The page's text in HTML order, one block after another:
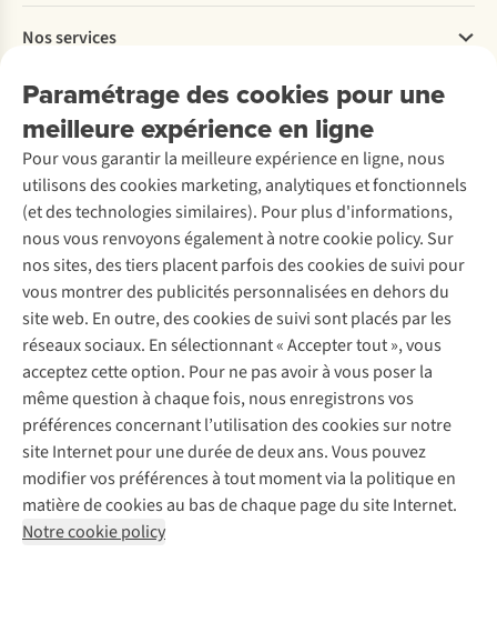
Paramétrage des cookies pour une
meilleure expérience en ligne
Pour vous garantir la meilleure expérience en ligne, nous
utilisons des cookies marketing, analytiques et fonctionnels
(et des technologies similaires). Pour plus d'informations,
nous vous renvoyons également à notre cookie policy. Sur
nos sites, des tiers placent parfois des cookies de suivi pour
vous montrer des publicités personnalisées en dehors du
site web. En outre, des cookies de suivi sont placés par les
réseaux sociaux. En sélectionnant « Accepter tout », vous
acceptez cette option. Pour ne pas avoir à vous poser la
même question à chaque fois, nous enregistrons vos
préférences concernant l’utilisation des cookies sur notre
site Internet pour une durée de deux ans. Vous pouvez
modifier vos préférences à tout moment via la politique en
matière de cookies au bas de chaque page du site Internet.
Notre cookie policy
Payer
Livraison
Rétractation d'une commande
Entretien & réparations
Garantie
Contactez-nous
Explore More
À propos d’Ayacucho
Nos magasins
À propos d’A.S.Adventure
Déclaration d'accessibilité
Nos services
Location / Location sports d’hiver
Entretien de ski
Service de lavage
Entretien de chaussures
Réparation de chaussures
Réparation de vêtements
Retouches
Pour les entreprises
Découvrez
A.S.Magazine
Explore Camp
Gear Check
Expertise & conseils
Abonnez-vous à la newsletter
Suivez-nous
Mentions légales
Politique de confidentialité
Conditions générales
Cookie Policy
AS Adventure Luxemburg SA,